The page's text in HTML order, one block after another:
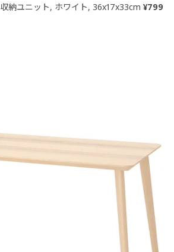
収納ユニット, ホワイト, 36x17x33cm ¥799